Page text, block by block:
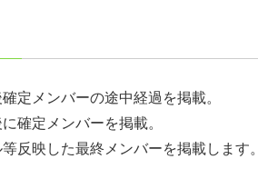
定メンバーの途中経過を掲載。
確定メンバーを掲載。
反映した最終メンバーを掲載します。